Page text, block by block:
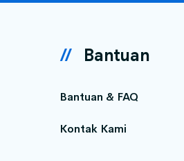
Bantuan
Bantuan & FAQ
Kontak Kami